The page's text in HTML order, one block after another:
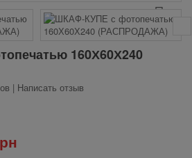
160Х60Х240
| Написать отзыв